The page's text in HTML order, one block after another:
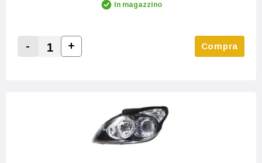
In magazzino
Decrease Quantity:
-
Increase Quantity:
+ Compra